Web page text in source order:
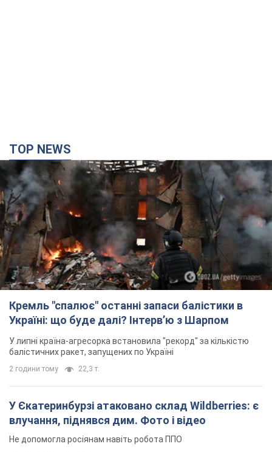
TOP NEWS
Кремль "спалює" останні запаси балістики в
Україні: що буде далі? Інтерв’ю з Шарпом
У липні країна-агресорка встановила "рекорд" за кількістю
балістичних ракет, запущених по Україні
2 години тому 22,3 т.
У Єкатеринбурзі атаковано склад Wildberries: є
влучання, піднявся дим. Фото і відео
Не допомогла росіянам навіть робота ППО